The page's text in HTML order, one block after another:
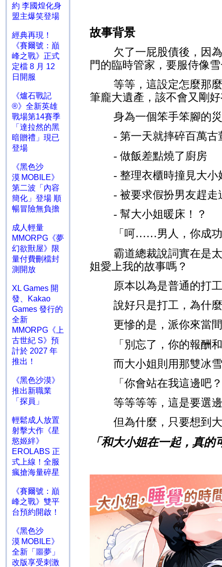
約 李國煌化身
盟主爆笑登場
經典再現！
《賽爾號：巔
峰之戰》正式
定檔 8 月 12
日開服
《爐石戰記
®》全新英雄
戰場第14賽季
「達拉然的黑
暗贈禮」現已
登場
《黑色沙
漠 MOBILE》
第二波「內容
簡化」登場 順
暢冒險無負擔
成人輕量
MMORPG《夢
幻欲獸屋》限
量付費刪檔封
測開放
XL Games 開
發、Kakao
Games 發行的
全新
MMORPG《上
古世紀 S》預
計於 2027 年
推出！
《黑色沙漠》
推出新職業
「探員」
輕鬆成人放置
射擊大作《星
慾姬絆》
EROLABS 正
式上線！全服
瘋搶海量碎星
《賽爾號：巔
峰之戰》雙平
台預約開啟！
《黑色沙
漠 MOBILE》
全新「噩夢」
改版享受刺激
故事背景
欠了一屁股債後，因
門的臨時管家，要服侍像
等等，這設定怎麼那
筆龐大遺產，該不會又剛
身為一個笨手笨腳的
- 第一天就摔碎百萬古
- 做飯差點燒了廚房
- 整理衣櫃時撞見大小
- 被要求假扮男友趕走
- 幫大小姐暖床！？
「呵……男人，你成
霸道總裁說詞實在是
姐愛上我的故事嗎？
原本以為是普通的打
說好只是打工，為什
更慘的是，派你來當
「別忘了，你的報酬
而大小姐則用那雙冰
「你會站在我這邊吧
等等等等，這是要選
但為什麼，只要想到
「和大小姐在一起，真的